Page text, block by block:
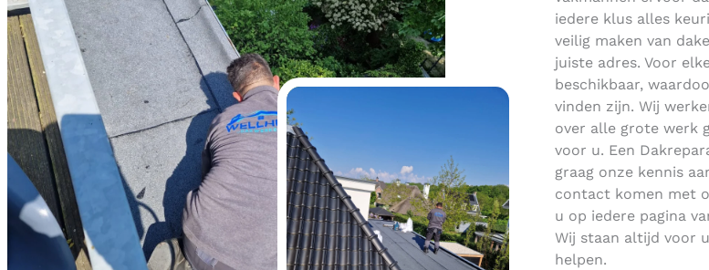
iedere klus alles
veilig maken van
juiste adres. Voor
beschikbaar,
vinden zijn. Wij
over alle grote werk
voor u. Een
graag onze kennis
contact komen met
u op iedere pagina
Wij staan altijd voor
helpen.